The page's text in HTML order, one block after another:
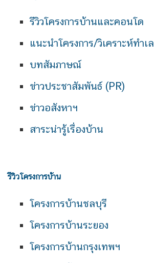
รีวิวโครงการบ้านและคอนโด
แนะนำโครงการ/วิเคราะห์ทำเล
บทสัมภาษณ์
ข่าวประชาสัมพันธ์ (PR)
ข่าวอสังหาฯ
สาระน่ารู้เรื่องบ้าน
รีวิวโครงการบ้าน
โครงการบ้านชลบุรี
โครงการบ้านระยอง
โครงการบ้านกรุงเทพฯ